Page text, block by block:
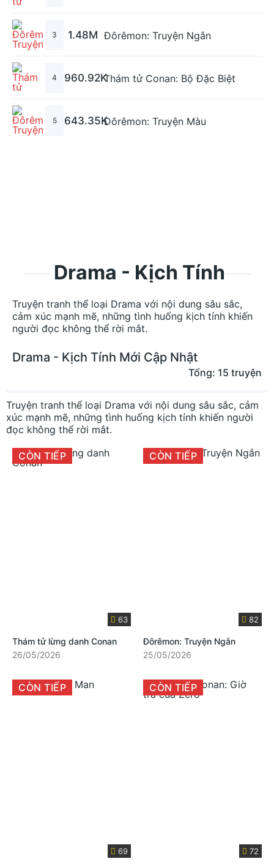
3 1.48M Đôrêmon: Truyện Ngắn
4 960.92KThám tử Conan: Bộ Đặc Biệt
5 643.35KĐôrêmon: Truyện Màu
Drama - Kịch Tính
Truyện tranh thể loại Drama với nội dung sâu sắc,
cảm xúc mạnh mẽ, những tình huống kịch tính khiến
người đọc không thể rời mắt.
Drama - Kịch Tính Mới Cập Nhật
Tổng: 15 truyện
Truyện tranh thể loại Drama với nội dung sâu sắc, cảm
xúc mạnh mẽ, những tình huống kịch tính khiến người
đọc không thể rời mắt.
63
CÒN TIẾP
Thám tử lừng danh Conan
26/05/2026
82
CÒN TIẾP
Đôrêmon: Truyện Ngắn
25/05/2026
69
CÒN TIẾP
72
CÒN TIẾP